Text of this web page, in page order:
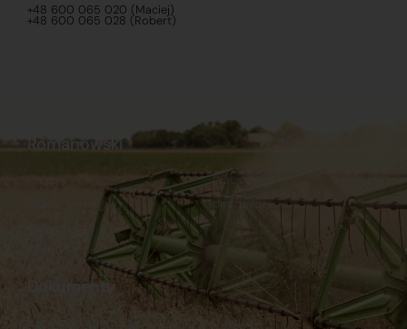
+48 600 065 020 (Maciej)
+48 600 065 028 (Robert)
Dokumenty
Regulamin Dostawy
Romanowski
Sklep internetowy
Praca
Ubezpieczenia